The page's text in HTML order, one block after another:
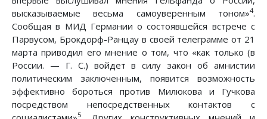
высказываемые весьма самоуверенным тоном»4.
Сообщая в МИД Германии о состоявшейся встрече с
Парвусом, Брокдорф-Ранцау в своей телеграмме от 21
марта приводил его мнение о том, что «как только (в
России. — Г. С.) войдет в силу закон об амнистии
политическим заключенным, появится возможность
эффективно бороться против Милюкова и Гучкова
посредством непосредственных контактов с
5